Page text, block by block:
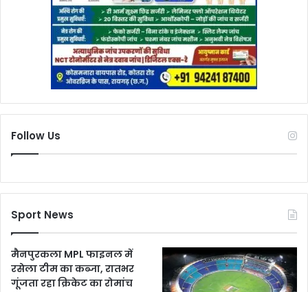
Follow Us
Sport News
मैनपुरकला MPL फाइनल में
रसेला टीम का कब्जा, रातभर
गूंजता रहा क्रिकेट का रोमांच